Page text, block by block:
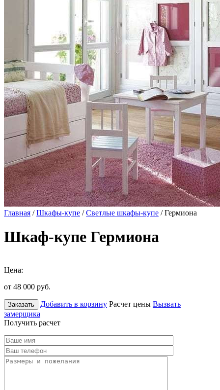
Главная /Шкафы-купе /Светлые шкафы-купе / Гермиона
Шкаф-купе Гермиона
Цена:
от 48 000 руб.
Заказать Добавить в корзину Расчет цены Вызвать
замерщика
Получить расчет